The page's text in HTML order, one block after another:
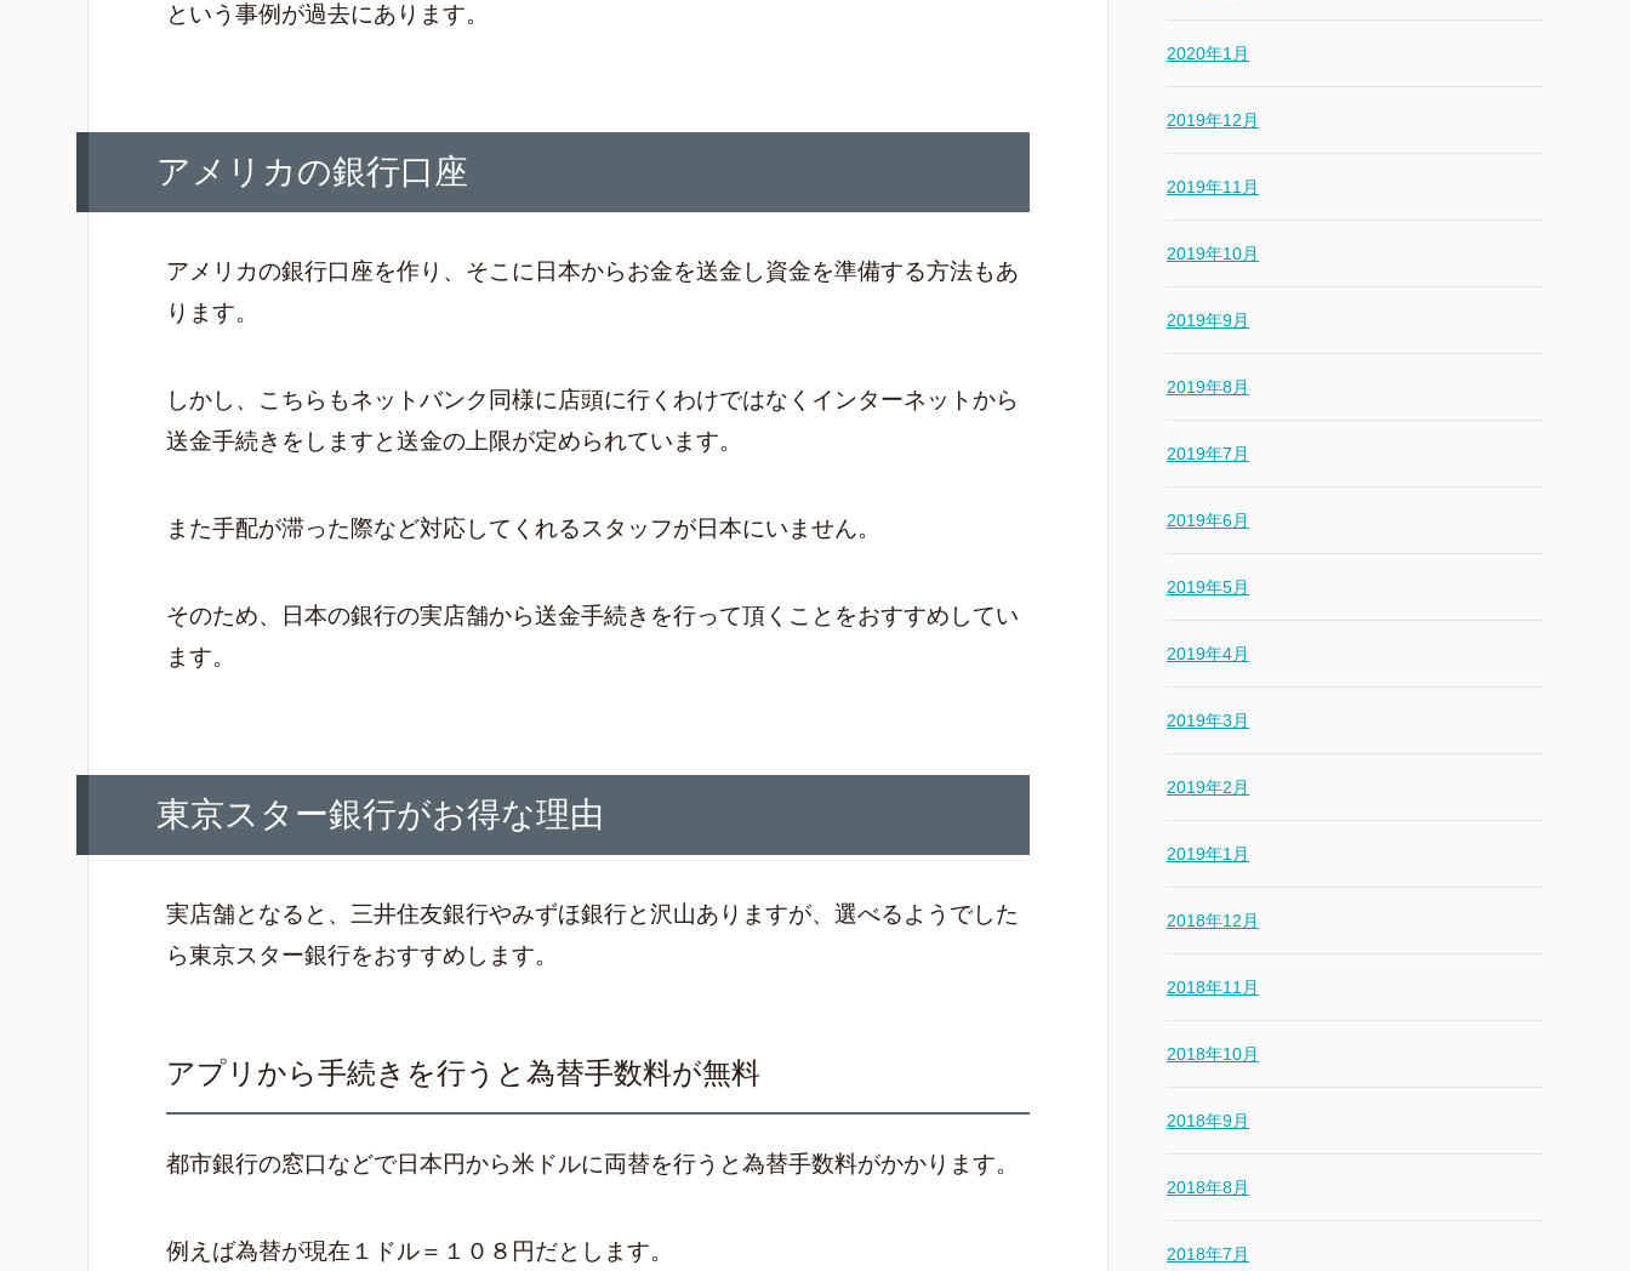
という事例が過去にあります。
アメリカの銀行口座
アメリカの銀行口座を作り、そこに日本からお金を送金し資金を準備する方法もあ
ります。
しかし、こちらもネットバンク同様に店頭に行くわけではなくインターネットから
送金手続きをしますと送金の上限が定められています。
また手配が滞った際など対応してくれるスタッフが日本にいません。
そのため、日本の銀行の実店舗から送金手続きを行って頂くことをおすすめしてい
ます。
東京スター銀行がお得な理由
実店舗となると、三井住友銀行やみずほ銀行と沢山ありますが、選べるようでした
ら東京スター銀行をおすすめします。
アプリから手続きを行うと為替手数料が無料
都市銀行の窓口などで日本円から米ドルに両替を行うと為替手数料がかかります。
例えば為替が現在１ドル＝１０８円だとします。
2020年1月
2019年12月
2019年11月
2019年10月
2019年9月
2019年8月
2019年7月
2019年6月
2019年5月
2019年4月
2019年3月
2019年2月
2019年1月
2018年12月
2018年11月
2018年10月
2018年9月
2018年8月
2018年7月